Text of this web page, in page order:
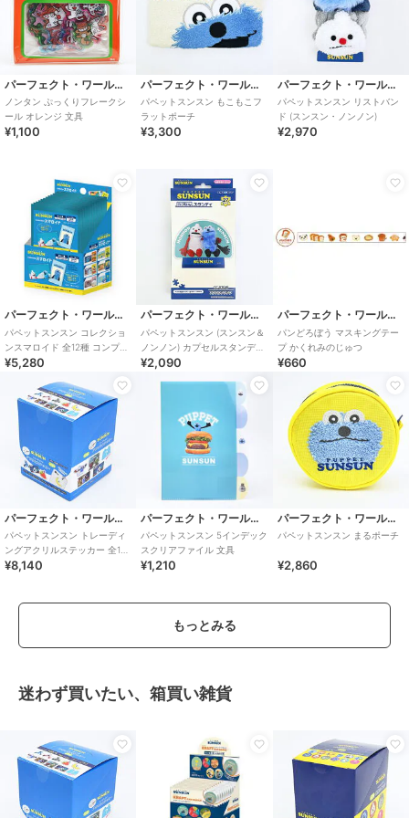
パーフェクト・ワールド・トーキョー
ノンタン ぷっくりフレークシ
ール オレンジ 文具
¥1,100
パーフェクト・ワールド・トーキョー
パペットスンスン もこもこフ
ラットポーチ
¥3,300
パーフェクト・ワールド・トーキョー
パペットスンスン リストバン
ド (スンスン・ノンノン)
¥2,970
パーフェクト・ワールド・トーキョー
パペットスンスン コレクショ
ンスマロイド 全12種 コンプリ
ートBOX
¥5,280
パーフェクト・ワールド・トーキョー
パペットスンスン (スンスン＆
ノンノン) カプセルスタンディ
パズル
¥2,090
パーフェクト・ワールド・トーキョー
パンどろぼう マスキングテー
プ かくれみのじゅつ
¥660
パーフェクト・ワールド・トーキョー
パペットスンスン トレーディ
ングアクリルステッカー 全10
種 コンプリートBOX
¥8,140
パーフェクト・ワールド・トーキョー
パペットスンスン 5インデック
スクリアファイル 文具
¥1,210
パーフェクト・ワールド・トーキョー
パペットスンスン まるポーチ
¥2,860
もっとみる
迷わず買いたい、箱買い雑貨